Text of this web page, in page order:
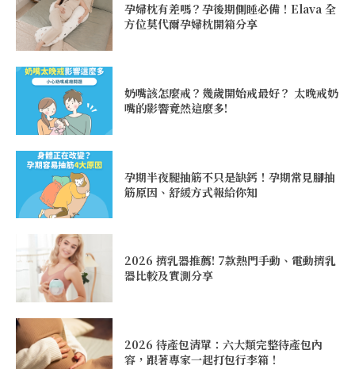
孕婦枕有差嗎？孕後期側睡必備！Elava 全
方位莫代爾孕婦枕開箱分享
奶嘴該怎麼戒？幾歲開始戒最好？ 太晚戒奶
嘴的影響竟然這麼多!
孕期半夜腿抽筋不只是缺鈣！孕期常見腳抽
筋原因、舒緩方式報給你知
2026 擠乳器推薦! 7款熱門手動、電動擠乳
器比較及實測分享
2026 待產包清單：六大類完整待產包內
容，跟著專家一起打包行李箱！